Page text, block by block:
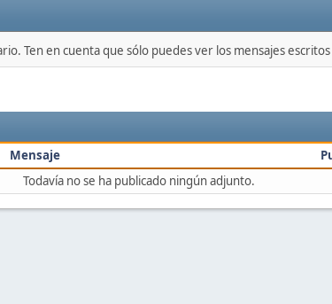
Ten en cuenta que sólo puedes ver los mensajes
Mensaje
Todavía no se ha publicado ningún adjunto.